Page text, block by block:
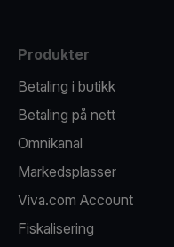
Produkter
Betaling i butikk
Betaling på nett
Omnikanal
Markedsplasser
Viva.com Account
Fiskalisering